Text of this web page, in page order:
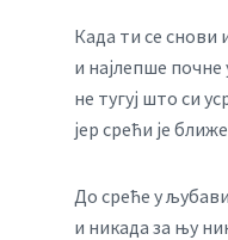
Када ти се снови
и најлепше
не тугуј што си
јер срећи је
До среће у
и никада за њу